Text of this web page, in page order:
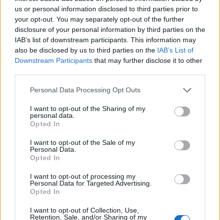
us or personal information disclosed to third parties prior to
your opt-out. You may separately opt-out of the further
disclosure of your personal information by third parties on the
IAB’s list of downstream participants. This information may
also be disclosed by us to third parties on the IAB’s List of
Downstream Participants that may further disclose it to other
Personal Data Processing Opt Outs
I want to opt-out of the Sharing of my
personal data.
Opted In
I want to opt-out of the Sale of my
Personal Data.
Opted In
I want to opt-out of processing my
Personal Data for Targeted Advertising.
Opted In
I want to opt-out of Collection, Use,
Retention, Sale, and/or Sharing of my
le succès de la star et sa date de naissance.